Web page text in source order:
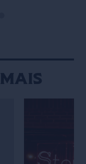
sabe […]